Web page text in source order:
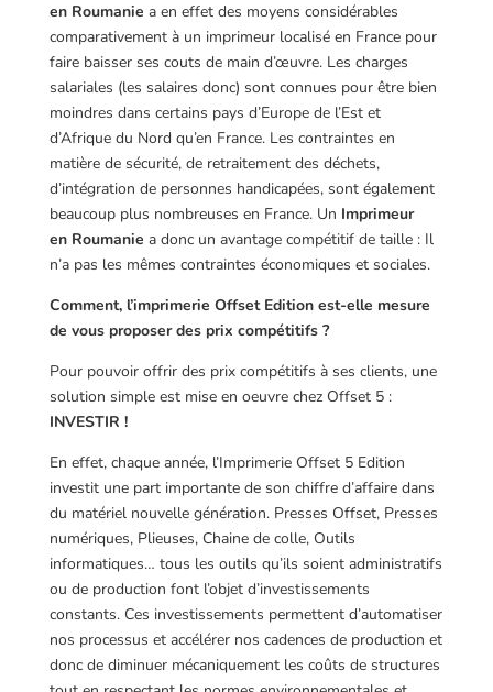
en Roumanie a en effet des moyens considérables
comparativement à un imprimeur localisé en France pour
faire baisser ses couts de main d’œuvre. Les charges
salariales (les salaires donc) sont connues pour être bien
moindres dans certains pays d’Europe de l’Est et
d’Afrique du Nord qu’en France. Les contraintes en
matière de sécurité, de retraitement des déchets,
d’intégration de personnes handicapées, sont également
beaucoup plus nombreuses en France. Un Imprimeur
en Roumanie a donc un avantage compétitif de taille : Il
n’a pas les mêmes contraintes économiques et sociales.
Comment, l’imprimerie Offset Edition est-elle mesure
de vous proposer des prix compétitifs ?
Pour pouvoir offrir des prix compétitifs à ses clients, une
solution simple est mise en oeuvre chez Offset 5 :
INVESTIR !
En effet, chaque année, l’Imprimerie Offset 5 Edition
investit une part importante de son chiffre d’affaire dans
du matériel nouvelle génération. Presses Offset, Presses
numériques, Plieuses, Chaine de colle, Outils
informatiques… tous les outils qu’ils soient administratifs
ou de production font l’objet d’investissements
constants. Ces investissements permettent d’automatiser
nos processus et accélérer nos cadences de production et
donc de diminuer mécaniquement les coûts de structures